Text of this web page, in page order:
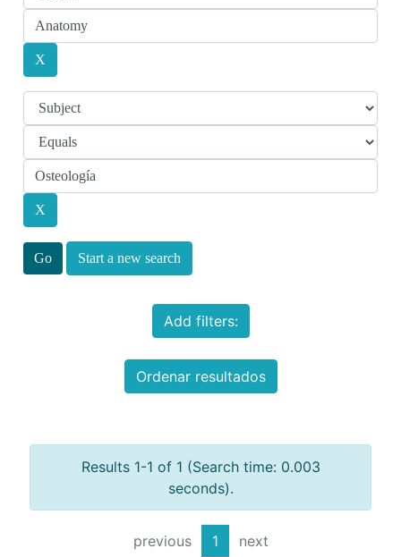
Start a new search
Add filters:
Ordenar resultados
Results 1-1 of 1 (Search time: 0.003
seconds).
previous 1 next